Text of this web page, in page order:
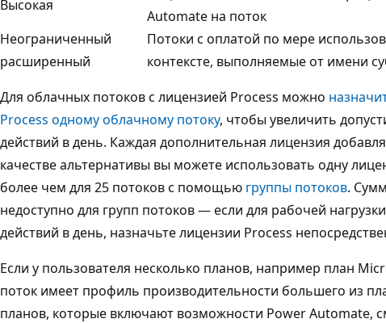
Высокая
Automate на поток
Неограниченный
расширенный
Потоки с оплатой по мере
контексте, выполняемые от имени
Для облачных потоков с лицензией Process можно
Process одному облачному потоку, чтобы увеличить
действий в день. Каждая дополнительная лицензия
качестве альтернативы вы можете использовать одну
более чем для 25 потоков с помощью группы потоков.
недоступно для групп потоков — если для рабочей
действий в день, назначьте лицензии Process
Если у пользователя несколько планов, например план
поток имеет профиль производительности большего из
планов, которые включают возможности Power Automate,